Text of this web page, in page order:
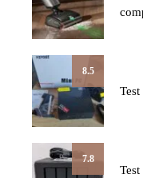
8.5
7.8